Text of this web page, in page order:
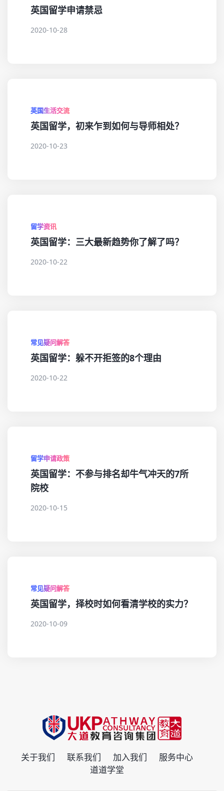
英国留学申请禁忌
2020-10-28
英国生活交流
英国留学，初来乍到如何与导师相处？
2020-10-23
留学资讯
英国留学：三大最新趋势你了解了吗？
2020-10-22
常见疑问解答
英国留学：躲不开拒签的8个理由
2020-10-22
留学申请政策
英国留学：不参与排名却牛气冲天的7所
院校
2020-10-15
常见疑问解答
英国留学，择校时如何看清学校的实力？
2020-10-09
关于我们 联系我们 加入我们
服务中心
道道学堂